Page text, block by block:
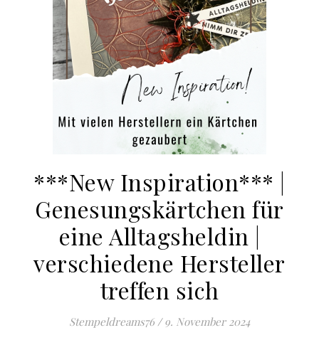
***New Inspiration*** |
Genesungskärtchen für
eine Alltagsheldin |
verschiedene Hersteller
treffen sich
Stempeldreams76 / 9. November 2024